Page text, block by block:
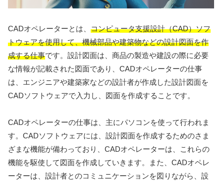
CADオペレーターとは、 コンピュータ支援設計（CAD）ソフ
トウェアを使用して、機械部品や建築物などの設計図面を作
成する仕事です。設計図面は、商品の製造や建設の際に必要
な情報が記載された図面であり、CADオペレーターの仕事
は、エンジニアや建築家などの設計者が作成した設計図面を
CADソフトウェアで入力し、図面を作成することです。
CADオペレーターの仕事は、主にパソコンを使って行われま
す。CADソフトウェアには、設計図面を作成するためのさま
ざまな機能が備わっており、CADオペレーターは、これらの
機能を駆使して図面を作成していきます。また、CADオペレ
ーターは、設計者とのコミュニケーションを図りながら、設